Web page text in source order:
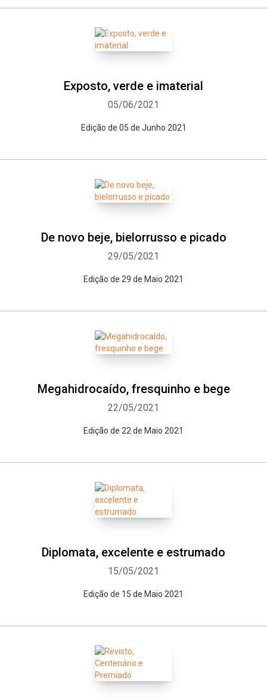
Exposto, verde e imaterial
05/06/2021
Edição de 05 de Junho 2021
De novo beje, bielorrusso e picado
29/05/2021
Edição de 29 de Maio 2021
Megahidrocaído, fresquinho e bege
22/05/2021
Edição de 22 de Maio 2021
Diplomata, excelente e estrumado
15/05/2021
Edição de 15 de Maio 2021